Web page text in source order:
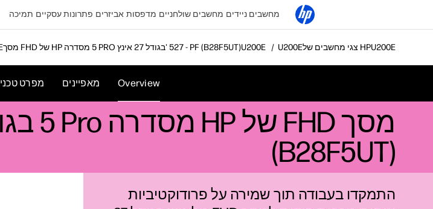
מחשבים ניידים מחשבים שולחניים מדפסות אביזרים פתרונות עסקיים תמיכה
צגי מחשבים של HP מסך FHD של HP מסדרה ‎5 PRO בגודל 27 אינץ' ‎‏ - 527PF (B28F5UT)
Overview מאפיינים מפרט טכני
(B28F5UT)
התמקדו בעבודה תוך שמירה על פרודוקטיביות